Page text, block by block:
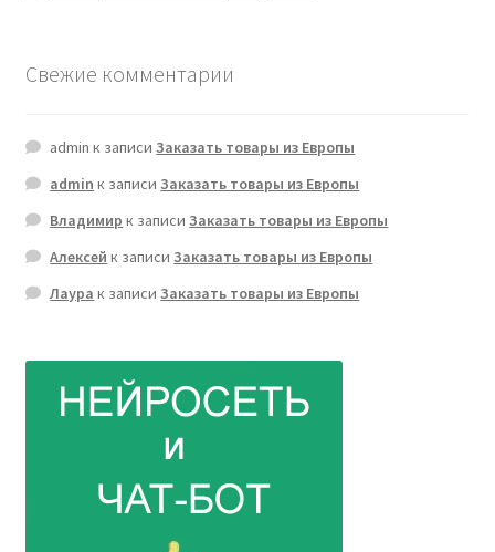
Свежие комментарии
admin к записиЗаказать товары из Европы
admin к записиЗаказать товары из Европы
Владимир к записиЗаказать товары из Европы
Алексей к записиЗаказать товары из Европы
Лаура к записиЗаказать товары из Европы